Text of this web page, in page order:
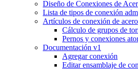
Diseño de Conexiones de
Lista de tipos de conexión
Artículos de conexión de acero
Cálculo de grupos de
Pernos y conexiones
Documentación v1
Agregar conexión
Editar ensamblaje de